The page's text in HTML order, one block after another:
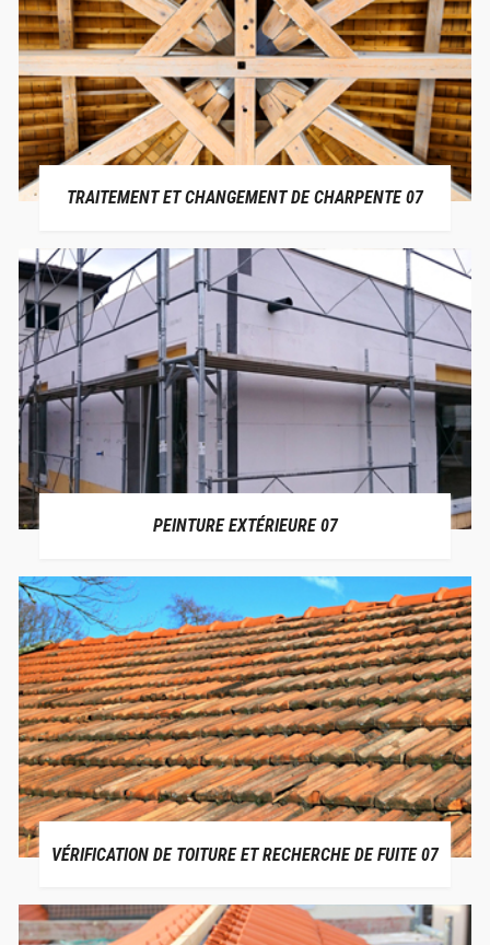
TRAITEMENT ET CHANGEMENT DE CHARPENTE 07
PEINTURE EXTÉRIEURE 07
VÉRIFICATION DE TOITURE ET RECHERCHE DE FUITE 07